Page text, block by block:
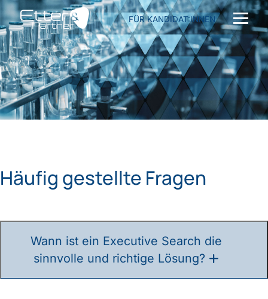
FÜR KANDIDAT:INNEN
Häufig gestellte Fragen
Wann ist ein Executive Search die
sinnvolle und richtige Lösung?